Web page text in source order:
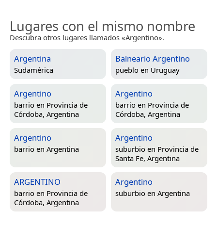
Lugares con el mismo nombre
Descubra otros lugares llamados «Argentino».
Argentina
Sudamérica
Balneario Argentino
pueblo en Uruguay
Argentino
barrio en Provincia de
Córdoba, Argentina
Argentino
barrio en Provincia de
Córdoba, Argentina
Argentino
barrio en Argentina
Argentino
suburbio en Provincia de
Santa Fe, Argentina
ARGENTINO
barrio en Provincia de
Córdoba, Argentina
Argentino
suburbio en Argentina